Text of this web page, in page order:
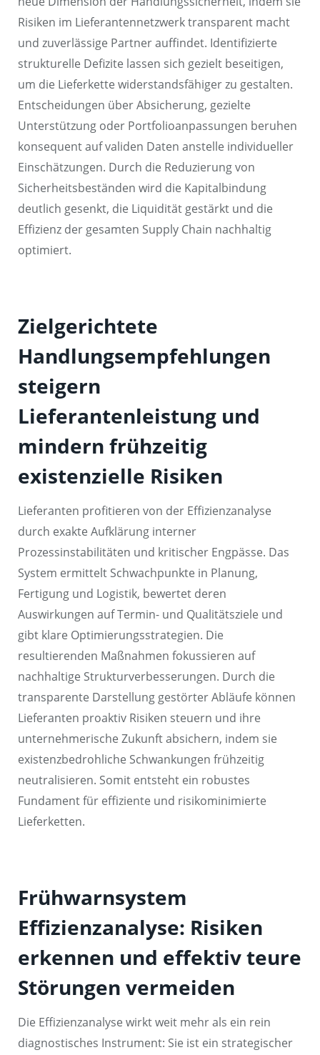
Risiken im Lieferantennetzwerk transparent macht
und zuverlässige Partner auffindet. Identifizierte
strukturelle Defizite lassen sich gezielt beseitigen,
um die Lieferkette widerstandsfähiger zu gestalten.
Entscheidungen über Absicherung, gezielte
Unterstützung oder Portfolioanpassungen beruhen
konsequent auf validen Daten anstelle individueller
Einschätzungen. Durch die Reduzierung von
Sicherheitsbeständen wird die Kapitalbindung
deutlich gesenkt, die Liquidität gestärkt und die
Effizienz der gesamten Supply Chain nachhaltig
optimiert.
Zielgerichtete
Handlungsempfehlungen
steigern
Lieferantenleistung und
mindern frühzeitig
existenzielle Risiken
Lieferanten profitieren von der Effizienzanalyse
durch exakte Aufklärung interner
Prozessinstabilitäten und kritischer Engpässe. Das
System ermittelt Schwachpunkte in Planung,
Fertigung und Logistik, bewertet deren
Auswirkungen auf Termin- und Qualitätsziele und
gibt klare Optimierungsstrategien. Die
resultierenden Maßnahmen fokussieren auf
nachhaltige Strukturverbesserungen. Durch die
transparente Darstellung gestörter Abläufe können
Lieferanten proaktiv Risiken steuern und ihre
unternehmerische Zukunft absichern, indem sie
existenzbedrohliche Schwankungen frühzeitig
neutralisieren. Somit entsteht ein robustes
Fundament für effiziente und risikominimierte
Lieferketten.
Frühwarnsystem
Effizienzanalyse: Risiken
erkennen und effektiv teure
Störungen vermeiden
Die Effizienzanalyse wirkt weit mehr als ein rein
diagnostisches Instrument: Sie ist ein strategischer